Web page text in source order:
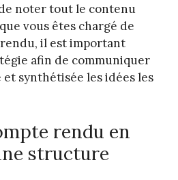
noter tout le contenu
vous êtes chargé de
il est important
afin de communiquer
synthétisée les idées les
rendu en
structure